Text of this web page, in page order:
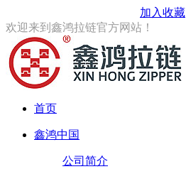
加入收藏
欢迎来到鑫鸿拉链官方网站！
首页
鑫鸿中国
公司简介